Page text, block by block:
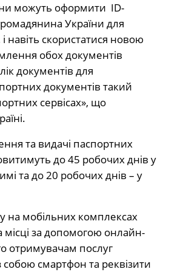
можуть оформити ID-
України для
навіть скористатися новою
обох документів
документів для
документів такий
сервісах», що
та видачі паспортних
до 45 робочих днів у
та до 20 робочих днів – у
на мобільних комплексах
місці за допомогою онлайн-
отримувачам послуг
собою смартфон та реквізити